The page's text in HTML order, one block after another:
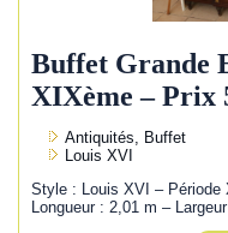
Buffet Grande
XIXème – Prix
Antiquités, Buffet
Louis XVI
Style : Louis XVI – Période
Longueur : 2,01 m –